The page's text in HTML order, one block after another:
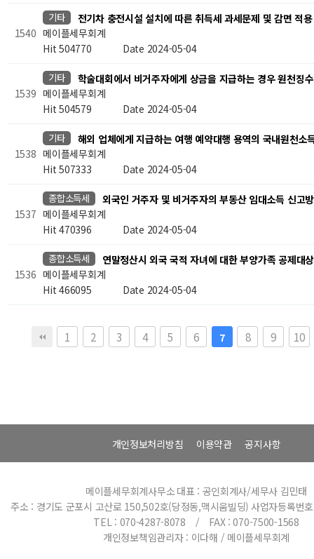
1540
기타
전기차 충전시설 설치에 따른 취득세 과세문제 및 감면 적
메이플세무회계
Hit 504770 Date 2024-05-04
1539
기타
학술대회에서 비거주자에게 상금을 지급하는 경우 원천징
메이플세무회계
Hit 504579 Date 2024-05-04
1538
기타
해외 업체에게 지급하는 여행 예약대행 용역의 국내원천소
메이플세무회계
Hit 507333 Date 2024-05-04
1537
종합소득세
외국인 거주자 및 비거주자의 부동산 임대소득 신고
메이플세무회계
Hit 470396 Date 2024-05-04
1536
종합소득세
연말정산시 외국 국적 자녀에 대한 부양가족 공제대
메이플세무회계
Hit 466095 Date 2024-05-04
1 2 3 4 5 6 7 8 9 10
개인정보처리방침 이용약관 공지사항
메이플세무회계사무소 대표 : 공인회계사/세무사 김민태
주소 : 경기도 군포시 고산로 150,502호(당정동,맥시움빌딩) 사업자등록번
TEL : 070-4287-8078 / FAX : 070-7500-1568
개인정보책임관리자 : 이다해 / 메이플세무회계